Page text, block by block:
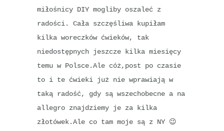
miłośnicy DIY mogliby oszaleć z
radości. Cała szczęśliwa kupiłam
kilka woreczków ćwieków, tak
niedostępnych jeszcze kilka miesięcy
temu w Polsce.Ale cóż,post po czasie
to i te ćwieki już nie wprawiają w
taką radość, gdy są wszechobecne a na
allegro znajdziemy je za kilka
złotówek.Ale co tam moje są z NY 😉